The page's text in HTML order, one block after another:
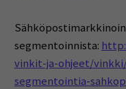
segmentoinnista:
vinkit-ja-ohjeet/
segmentointia-